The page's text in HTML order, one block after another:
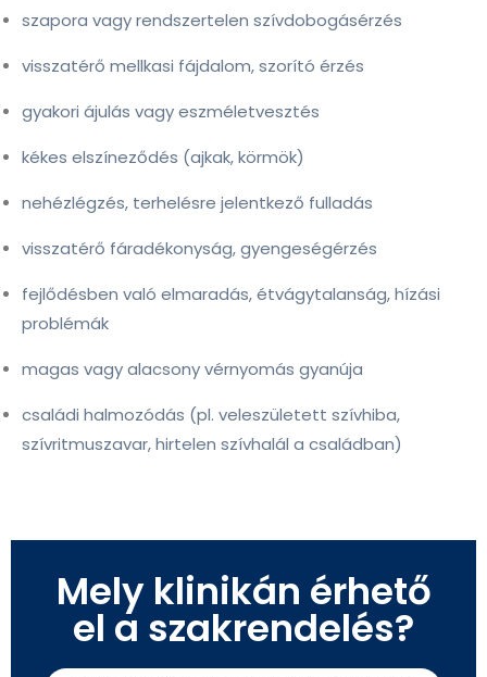
szapora vagy rendszertelen szívdobogásérzés
visszatérő mellkasi fájdalom, szorító érzés
gyakori ájulás vagy eszméletvesztés
kékes elszíneződés (ajkak, körmök)
nehézlégzés, terhelésre jelentkező fulladás
visszatérő fáradékonyság, gyengeségérzés
fejlődésben való elmaradás, étvágytalanság, hízási
problémák
magas vagy alacsony vérnyomás gyanúja
családi halmozódás (pl. veleszületett szívhiba,
szívritmuszavar, hirtelen szívhalál a családban)
Mely klinikán érhető
el a szakrendelés?